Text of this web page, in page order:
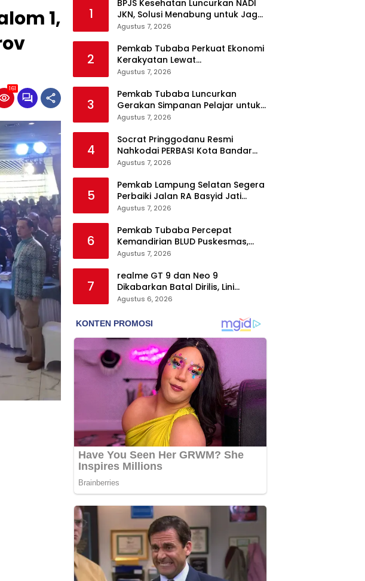
1,
161
1
BPJS Kesehatan Luncurkan NADI
JKN, Solusi Menabung untuk Jaga
Kepesertaan Tetap Aktif
Agustus 7, 2026
2
Pemkab Tubaba Perkuat Ekonomi
Kerakyatan Lewat
Pengembangan Peternakan dan
Agustus 7, 2026
3
Pemkab Tubaba Luncurkan
Gerakan Simpanan Pelajar untuk
Bangun Generasi Cerdas Sejak
Agustus 7, 2026
4
Socrat Pringgodanu Resmi
Nahkodai PERBASI Kota Bandar
Lampung Periode 2026–2030
Agustus 7, 2026
5
Pemkab Lampung Selatan Segera
Perbaiki Jalan RA Basyid Jati
Agung, Anggaran Rp1,13 Miliar
Agustus 7, 2026
6
Pemkab Tubaba Percepat
Kemandirian BLUD Puskesmas,
Fokus Tingkatkan Pelayanan
Agustus 7, 2026
7
realme GT 9 dan Neo 9
Dikabarkan Batal Dirilis, Lini
Flagship realme Terancam
Agustus 6, 2026